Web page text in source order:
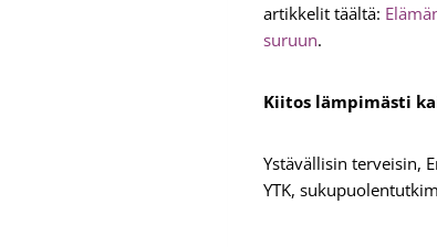
artikkelit täältä:
suruun.
Kiitos lämpimästi
Ystävällisin terveisin,
YTK,